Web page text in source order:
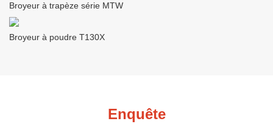
Broyeur à trapèze série MTW
Broyeur à poudre T130X
Enquête